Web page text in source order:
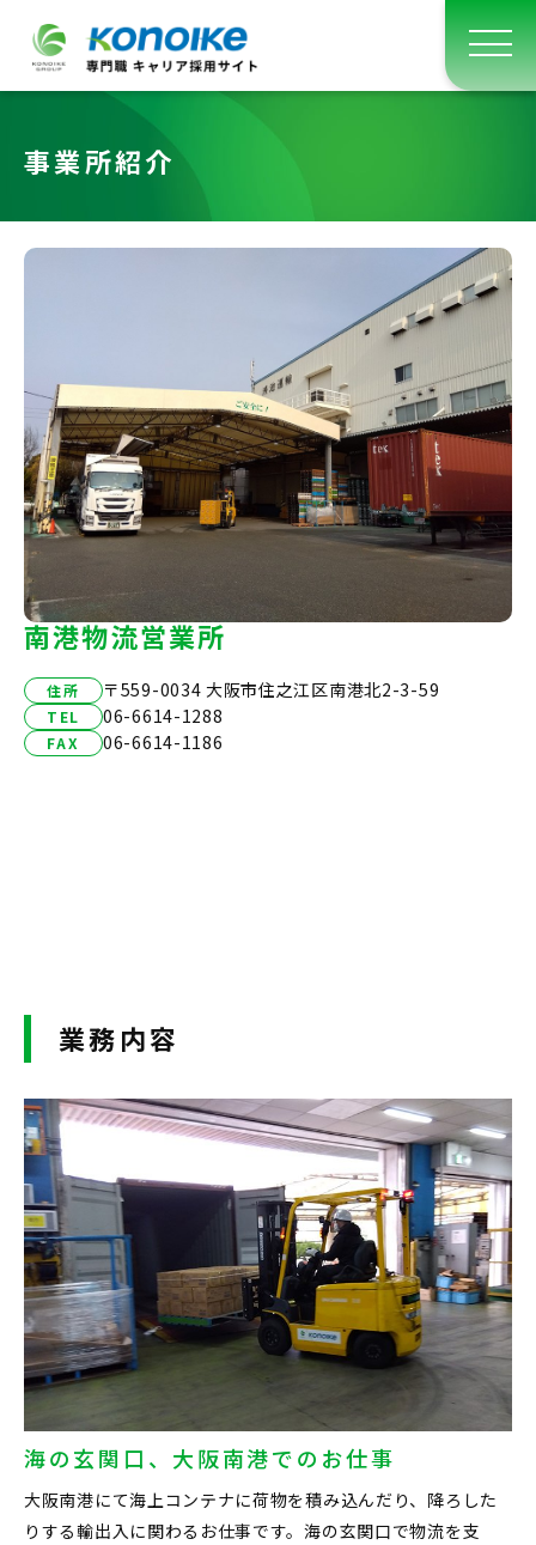
事業所紹介
南港物流営業所
住所 〒559-0034 大阪市住之江区南港北2-3-59
TEL 06-6614-1288
FAX 06-6614-1186
業務内容
海の玄関口、大阪南港でのお仕事
大阪南港にて海上コンテナに荷物を積み込んだり、降ろした
りする輸出入に関わるお仕事です。海の玄関口で物流を支